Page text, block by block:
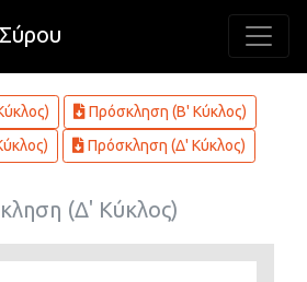
Πρόσκληση (Β' Κύκλος)
Πρόσκληση (Δ' Κύκλος)
(Δ' Κύκλος)